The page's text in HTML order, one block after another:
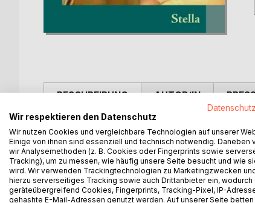
BESCHREIBUNG
Stella, eine noch immer attraktive
sehnt sich danach noch einmal eine echte
Findet Stella noch einmal die Liebe?
Sie fühlt sich ein wenig mit der Grizabella aus
Viel Erinnerung, Träume und Hoffnung, aber
Wie sich ihr Leben nach einer langen,
AUTOR/IN
Wir respektieren den Datenschutz
Wir nutzen Cookies und vergleichbare Technologien auf unserer
Einige von ihnen sind essenziell und technisch notwendig. Daneben
wir Analysemethoden (z. B. Cookies oder Fingerprints sowie
Tracking), um zu messen, wie häufig unsere Seite besucht und wie
wird. Wir verwenden Trackingtechnologien zu Marketingzwecken
hierzu serverseitiges Tracking sowie auch Drittanbieter ein, wodurch
geräteübergreifend Cookies, Fingerprints, Tracking-Pixel, IP-
gehashte E-Mail-Adressen genutzt werden. Auf unserer Seite